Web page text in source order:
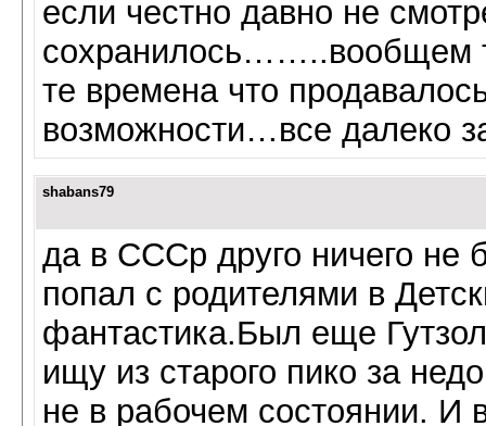
если честно давно не
сохранилось……..вообщем
те времена что
возможности…все далеко
shabans79
да в СССр друго ничего не
попал с родителями в
фантастика.Был еще
ищу из старого пико за
не в рабочем состоянии. И